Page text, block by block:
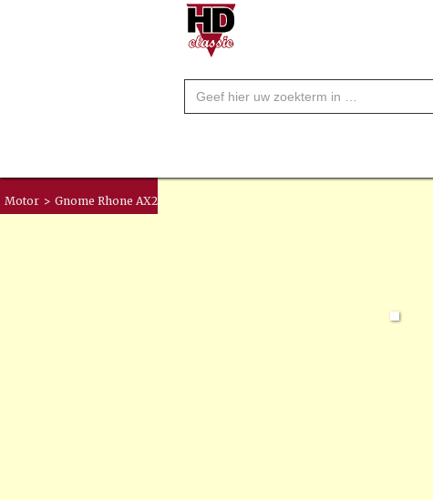
Motor > Gnome Rhone AX2